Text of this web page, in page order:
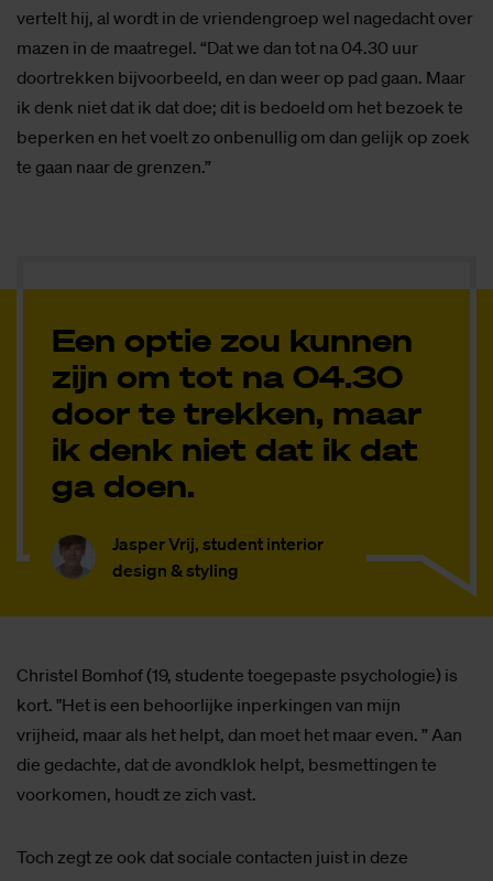
vertelt hij, al wordt in de vriendengroep wel nagedacht over
mazen in de maatregel. “Dat we dan tot na 04.30 uur
doortrekken bijvoorbeeld, en dan weer op pad gaan. Maar
ik denk niet dat ik dat doe; dit is bedoeld om het bezoek te
beperken en het voelt zo onbenullig om dan gelijk op zoek
te gaan naar de grenzen.”
Een optie zou kunnen
zijn om tot na 04.30
door te trekken, maar
ik denk niet dat ik dat
ga doen.
Jasper Vrij, student interior
design & styling
Christel Bomhof (19, studente toegepaste psychologie) is
kort. "Het is een behoorlijke inperkingen van mijn
vrijheid, maar als het helpt, dan moet het maar even. ” Aan
die gedachte, dat de avondklok helpt, besmettingen te
voorkomen, houdt ze zich vast.
Toch zegt ze ook dat sociale contacten juist in deze